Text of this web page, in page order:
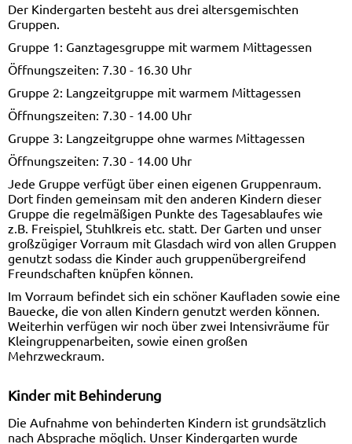
Der Kindergarten besteht aus drei altersgemischten
Gruppen.
Gruppe 1: Ganztagesgruppe mit warmem Mittagessen
Öffnungszeiten: 7.30 - 16.30 Uhr
Gruppe 2: Langzeitgruppe mit warmem Mittagessen
Öffnungszeiten: 7.30 - 14.00 Uhr
Gruppe 3: Langzeitgruppe ohne warmes Mittagessen
Öffnungszeiten: 7.30 - 14.00 Uhr
Jede Gruppe verfügt über einen eigenen Gruppenraum.
Dort finden gemeinsam mit den anderen Kindern dieser
Gruppe die regelmäßigen Punkte des Tagesablaufes wie
z.B. Freispiel, Stuhlkreis etc. statt. Der Garten und unser
großzügiger Vorraum mit Glasdach wird von allen Gruppen
genutzt sodass die Kinder auch gruppenübergreifend
Freundschaften knüpfen können.
Im Vorraum befindet sich ein schöner Kaufladen sowie eine
Bauecke, die von allen Kindern genutzt werden können.
Weiterhin verfügen wir noch über zwei Intensivräume für
Kleingruppenarbeiten, sowie einen großen
Mehrzweckraum.
Kinder mit Behinderung
Die Aufnahme von behinderten Kindern ist grundsätzlich
nach Absprache möglich. Unser Kindergarten wurde